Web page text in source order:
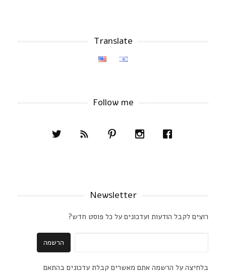
Translate
Follow me
Newsletter
רוצים לקבל הודעות ועדכונים על כל פוסט חדש?
בלחיצה על הרשמה אתם מאשרים קבלת עדכונים בהתאם